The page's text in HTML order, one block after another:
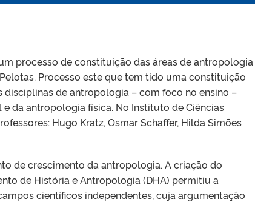
processo de constituição das áreas de antropologia
Processo este que tem tido uma constituição
disciplinas de antropologia – com foco no ensino –
da antropologia física. No Instituto de Ciências
Hugo Kratz, Osmar Schaffer, Hilda Simões
de crescimento da antropologia. A criação do
de História e Antropologia (DHA) permitiu a
científicos independentes, cuja argumentação